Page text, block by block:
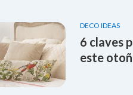
DECO IDEAS
6 claves
este